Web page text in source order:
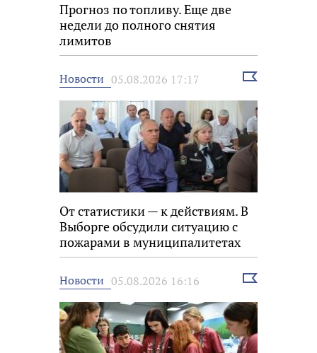
Прогноз по топливу. Еще две
недели до полного снятия
лимитов
Новости 05.08.2026 17:17
Выбрать
От статистики — к действиям. В
Выборге обсудили ситуацию с
пожарами в муниципалитетах
Новости 05.08.2026 16:16
Выбрать